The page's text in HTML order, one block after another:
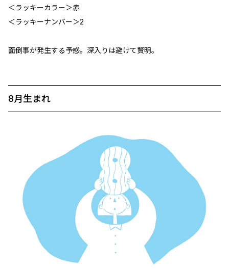
＜ラッキーカラー＞赤
＜ラッキーナンバー＞2
面倒事が発生する予感。深入りは避けて賢明。
8月生まれ